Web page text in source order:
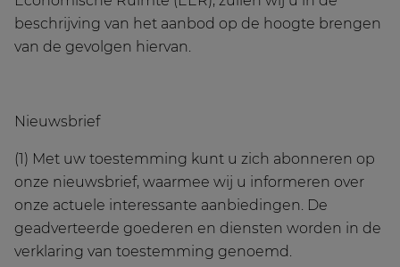
beschrijving van het aanbod op de hoogte brengen
van de gevolgen hiervan.
Nieuwsbrief
(1) Met uw toestemming kunt u zich abonneren op
onze nieuwsbrief, waarmee wij u informeren over
onze actuele interessante aanbiedingen. De
geadverteerde goederen en diensten worden in de
verklaring van toestemming genoemd.